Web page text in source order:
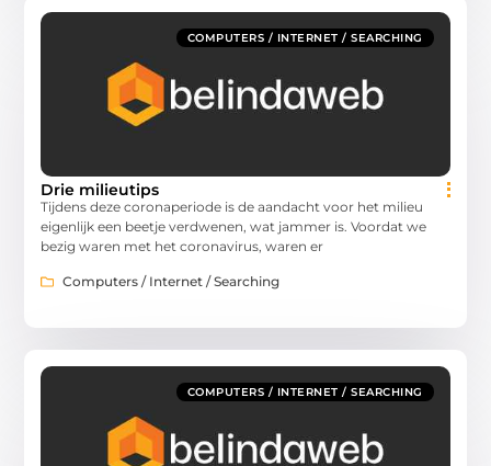
COMPUTERS / INTERNET / SEARCHING
Drie milieutips
Tijdens deze coronaperiode is de aandacht voor het milieu
eigenlijk een beetje verdwenen, wat jammer is. Voordat we
bezig waren met het coronavirus, waren er
Computers / Internet / Searching
COMPUTERS / INTERNET / SEARCHING